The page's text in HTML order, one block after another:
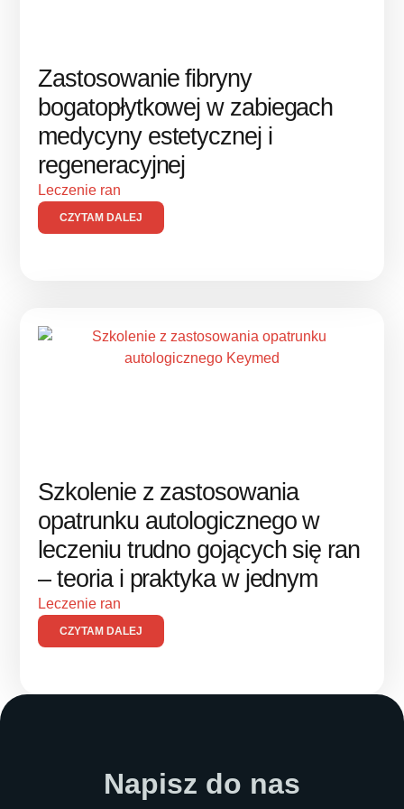
Zastosowanie fibryny
bogatopłytkowej w zabiegach
medycyny estetycznej i
regeneracyjnej
Leczenie ran
CZYTAM DALEJ
Szkolenie z zastosowania
opatrunku autologicznego w
leczeniu trudno gojących się ran
– teoria i praktyka w jednym
Leczenie ran
CZYTAM DALEJ
Napisz do nas